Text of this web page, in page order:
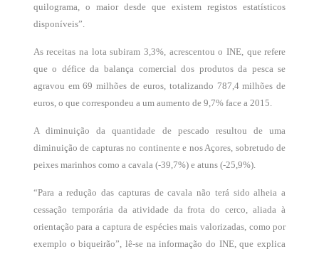
quilograma, o maior desde que existem registos estatísticos
disponíveis”.
As receitas na lota subiram 3,3%, acrescentou o INE, que refere
que o défice da balança comercial dos produtos da pesca se
agravou em 69 milhões de euros, totalizando 787,4 milhões de
euros, o que correspondeu a um aumento de 9,7% face a 2015.
A diminuição da quantidade de pescado resultou de uma
diminuição de capturas no continente e nos Açores, sobretudo de
peixes marinhos como a cavala (-39,7%) e atuns (-25,9%).
“Para a redução das capturas de cavala não terá sido alheia a
cessação temporária da atividade da frota do cerco, aliada à
orientação para a captura de espécies mais valorizadas, como por
exemplo o biqueirão”, lê-se na informação do INE, que explica